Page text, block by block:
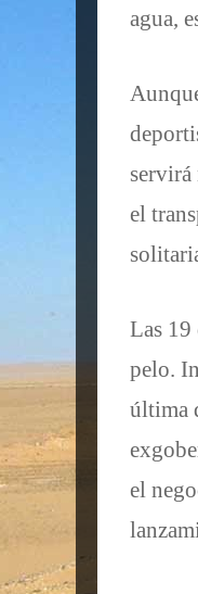
agua,
el
Las 19
pelo.
última
el